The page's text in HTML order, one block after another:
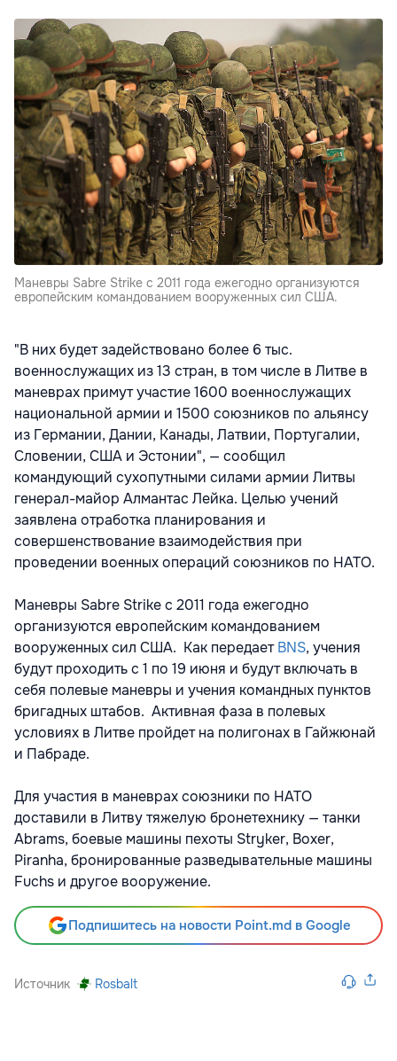
Маневры Sabre Strike с 2011 года ежегодно организуются
европейским командованием вооруженных сил США.
"В них будет задействовано более 6 тыс.
военнослужащих из 13 стран, в том числе в Литве в
маневрах примут участие 1600 военнослужащих
национальной армии и 1500 союзников по альянсу
из Германии, Дании, Канады, Латвии, Португалии,
Словении, США и Эстонии", — сообщил
командующий сухопутными силами армии Литвы
генерал-майор Алмантас Лейка. Целью учений
заявлена отработка планирования и
совершенствование взаимодействия при
проведении военных операций союзников по НАТО.
Маневры Sabre Strike с 2011 года ежегодно
организуются европейским командованием
вооруженных сил США. Как передаетBNS, учения
будут проходить с 1 по 19 июня и будут включать в
себя полевые маневры и учения командных пунктов
бригадных штабов. Активная фаза в полевых
условиях в Литве пройдет на полигонах в Гайжюнай
и Пабраде.
Для участия в маневрах союзники по НАТО
доставили в Литву тяжелую бронетехнику — танки
Abrams, боевые машины пехоты Stryker, Boxer,
Piranha, бронированные разведывательные машины
Fuchs и другое вооружение.
Подпишитесь на новости Point.md в Google
Источник Rosbalt